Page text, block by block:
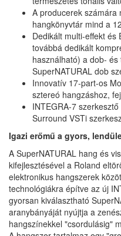
A producerek számára
hangkönyvtár mind a
Dedikált multi-effekt
továbbá dedikált
használható) a dob-
SuperNATURAL dob
Innovatív 17-part-os
sztereó hangzáshoz,
INTEGRA-7
Surround VSTi
Igazi erőmű a gyors,
A SuperNATURAL hang és
kifejlesztésével a Roland
elektronikus hangszerek
technológiákra építve az új
gyorsan kiválasztható
aranybányáját nyújtja a
hangszínekkel "csordulásig"